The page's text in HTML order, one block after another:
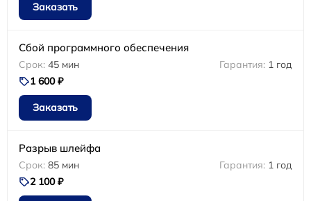
Заказать
Сбой программного обеспечения
45 мин
1 год
1 600 ₽
Заказать
Разрыв шлейфа
85 мин
1 год
2 100 ₽